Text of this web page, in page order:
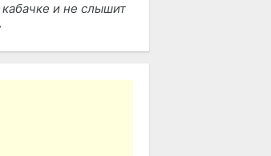
и не слышит